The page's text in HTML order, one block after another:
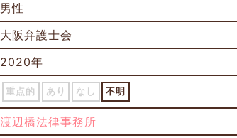
男性
大阪弁護士会
2020年
重点的 あり なし 不明
渡辺橋法律事務所